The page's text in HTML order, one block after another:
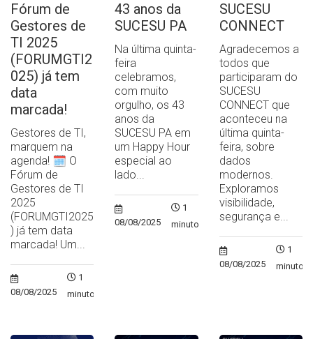
Fórum de
Gestores de
TI 2025
(FORUMGTI2
025) já tem
data
marcada!
Gestores de TI,
marquem na
agenda! 🗓️ O
Fórum de
Gestores de TI
2025
(FORUMGTI2025
) já tem data
marcada! Um...
08/08/2025
1
minuto
43 anos da
SUCESU PA
Na última quinta-
feira
celebramos,
com muito
orgulho, os 43
anos da
SUCESU PA em
um Happy Hour
especial ao
lado...
08/08/2025
1
minuto
SUCESU
CONNECT
Agradecemos a
todos que
participaram do
SUCESU
CONNECT que
aconteceu na
última quinta-
feira, sobre
dados
modernos.
Exploramos
visibilidade,
segurança e...
08/08/2025
1
minuto